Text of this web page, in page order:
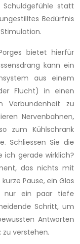
statt
Bedürfnis
bietet hierfür
kann ein
aus einem
Flucht) in einen
Verbundenheit zu
Nervenbahnen,
zum Kühlschrank
Schliessen Sie die
ich gerade wirklich?
das nichts mit
Pause, ein Glas
nur ein paar tiefe
Schritt, um
Antworten
zu verstehen.